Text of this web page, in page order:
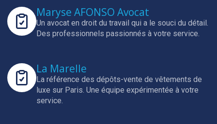
Maryse AFONSO Avocat
Un avocat en droit du travail qui a le souci du détail.
Des professionnels passionnés à votre service.
La Marelle
La référence des dépôts-vente de vêtements de
luxe sur Paris. Une équipe expérimentée à votre
service.